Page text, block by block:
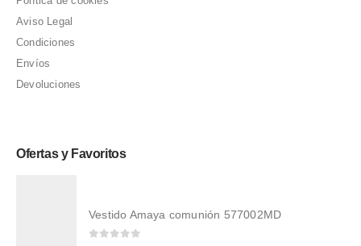
Aviso Legal
Condiciones
Envíos
Devoluciones
Ofertas y Favoritos
Vestido Amaya comunión 577002MD